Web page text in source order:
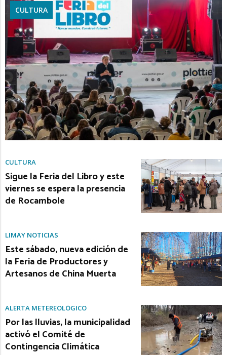
CULTURA
CULTURA
Sigue la Feria del Libro y este
viernes se espera la presencia
de Rocambole
LIMAY NOTICIAS
Este sábado, nueva edición de
la Feria de Productores y
Artesanos de China Muerta
ALERTA METEREOLÓGICO
Por las lluvias, la municipalidad
activó el Comité de
Contingencia Climática